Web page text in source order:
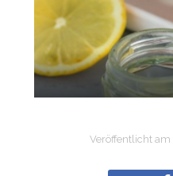
Veröffentlicht am